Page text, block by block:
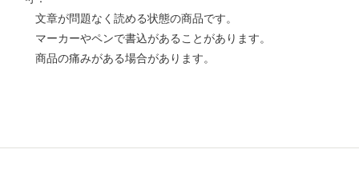
文章が問題なく読める状態の商品です。
マーカーやペンで書込があることがあります。
商品の痛みがある場合があります。